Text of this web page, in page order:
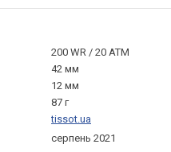
200 WR / 20 ATM
42 мм
12 мм
87 г
tissot.ua
серпень 2021